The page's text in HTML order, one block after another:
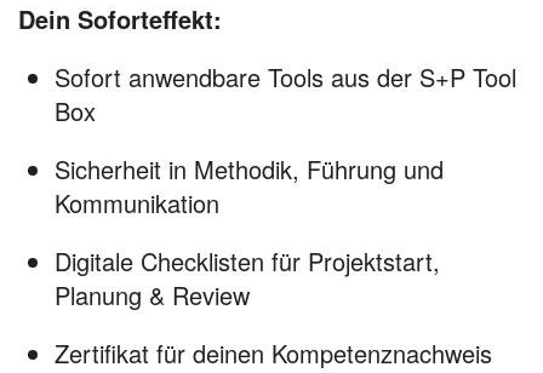
Dein Soforteffekt:
Sofort anwendbare Tools aus der S+P Tool
Box
Sicherheit in Methodik, Führung und
Kommunikation
Digitale Checklisten für Projektstart,
Planung & Review
Zertifikat für deinen Kompetenznachweis